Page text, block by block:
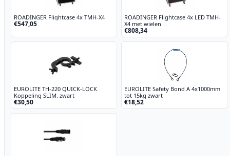
ROADINGER Flightcase 4x TMH-X4
€547,05
ROADINGER Flightcase 4x LED TMH-
X4 met wielen
€808,34
EUROLITE TH-220 QUICK-LOCK
Koppeling SLIM. zwart
€30,50
EUROLITE Safety Bond A 4x1000mm
tot 15kg zwart
€18,52